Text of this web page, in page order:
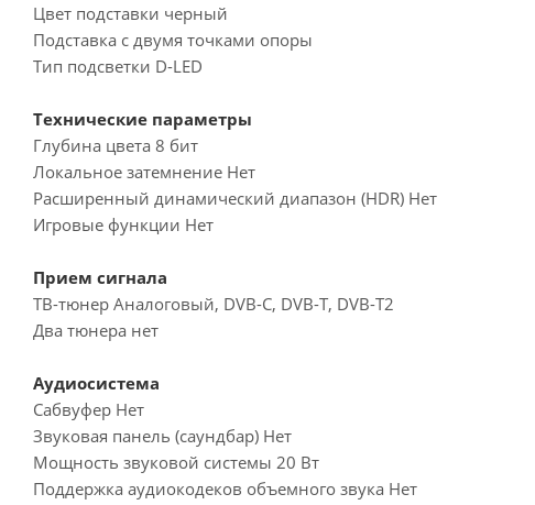
Цвет подставки черный
Подставка с двумя точками опоры
Тип подсветки D-LED
Технические параметры
Глубина цвета 8 бит
Локальное затемнение Нет
Расширенный динамический диапазон (HDR) Нет
Игровые функции Нет
Прием сигнала
ТВ-тюнер Аналоговый, DVB-C, DVB-T, DVB-T2
Два тюнера нет
Аудиосистема
Сабвуфер Нет
Звуковая панель (саундбар) Нет
Мощность звуковой системы 20 Вт
Поддержка аудиокодеков объемного звука Нет